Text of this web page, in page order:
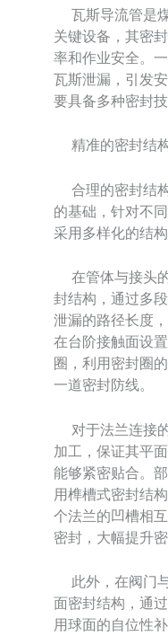
瓦斯导流管是
关键设备，其密
率和作业安全。
瓦斯泄漏，引发
要具备多种密封
精准的密封结
合理的密封结
的基础，针对不
采用多样化的结构
在管体与接头
封结构，通过多
泄漏的路径长度
在台阶接触面设
圈，利用密封圈
一道密封防线。
对于法兰连接
加工，保证其平
能够紧密贴合。
用榫槽式密封结
个法兰的凹槽相
密封，大幅提升密
此外，在阀门
面密封结构，通
用球面的自位性